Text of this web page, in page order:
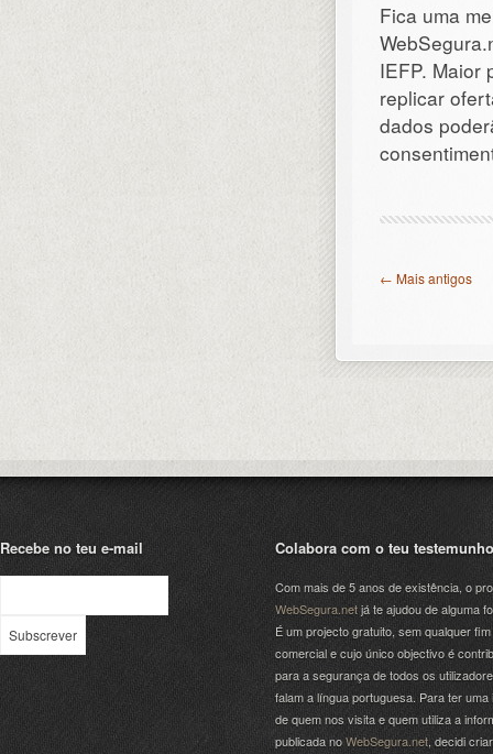
Fica uma
IEFP.
replicar
dados
← Mais antigos
Recebe no teu e-mail Colabora com o teu testemunho
Com mais de 5 anos de existência, o
WebSegura.netjá te ajudou de alguma
É um projecto gratuito, sem qualquer fim
comercial e cujo único objectivo é
para a segurança de todos os
falam a língua portuguesa. Para ter uma
de quem nos visita e quem utiliza a
publicada noWebSegura.net , decidi